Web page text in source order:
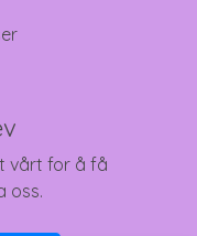
vårt for å få
oss.